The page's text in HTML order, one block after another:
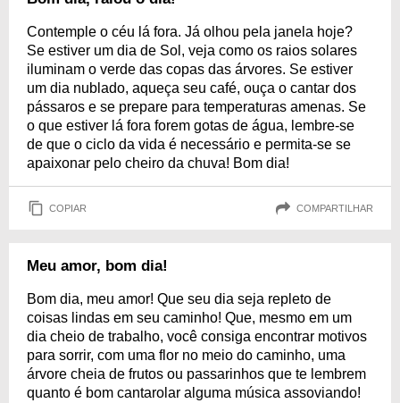
Contemple o céu lá fora. Já olhou pela janela hoje?
Se estiver um dia de Sol, veja como os raios solares
iluminam o verde das copas das árvores. Se estiver
um dia nublado, aqueça seu café, ouça o cantar dos
pássaros e se prepare para temperaturas amenas. Se
o que estiver lá fora forem gotas de água, lembre-se
de que o ciclo da vida é necessário e permita-se se
apaixonar pelo cheiro da chuva! Bom dia!
COPIAR COMPARTILHAR
Meu amor, bom dia!
Bom dia, meu amor! Que seu dia seja repleto de
coisas lindas em seu caminho! Que, mesmo em um
dia cheio de trabalho, você consiga encontrar motivos
para sorrir, com uma flor no meio do caminho, uma
árvore cheia de frutos ou passarinhos que te lembrem
quanto é bom cantarolar alguma música assoviando!